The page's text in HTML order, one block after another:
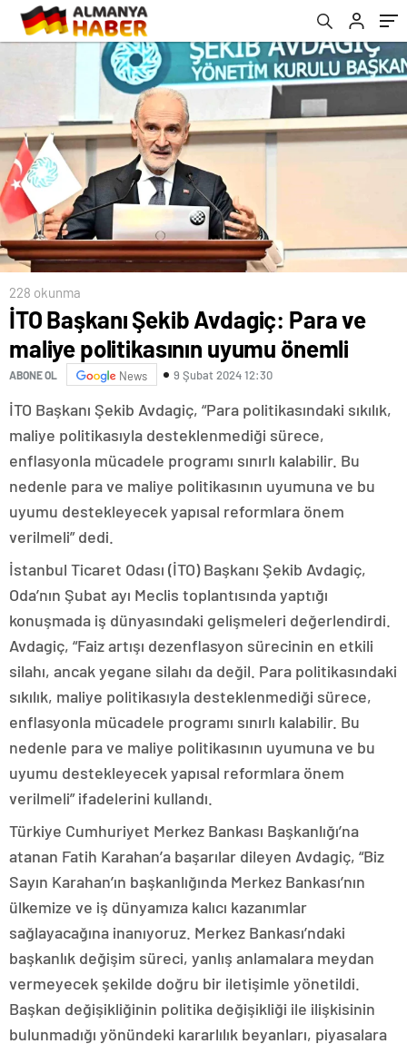
228 okunma
İTO Başkanı Şekib Avdagiç: Para ve
maliye politikasının uyumu önemli
ABONE OL News 9 Şubat 2024 12:30
İTO Başkanı Şekib Avdagiç, “Para politikasındaki sıkılık,
maliye politikasıyla desteklenmediği sürece,
enflasyonla mücadele programı sınırlı kalabilir. Bu
nedenle para ve maliye politikasının uyumuna ve bu
uyumu destekleyecek yapısal reformlara önem
verilmeli” dedi.
İstanbul Ticaret Odası (İTO) Başkanı Şekib Avdagiç,
Oda’nın Şubat ayı Meclis toplantısında yaptığı
konuşmada iş dünyasındaki gelişmeleri değerlendirdi.
Avdagiç, “Faiz artışı dezenflasyon sürecinin en etkili
silahı, ancak yegane silahı da değil. Para politikasındaki
sıkılık, maliye politikasıyla desteklenmediği sürece,
enflasyonla mücadele programı sınırlı kalabilir. Bu
nedenle para ve maliye politikasının uyumuna ve bu
uyumu destekleyecek yapısal reformlara önem
verilmeli” ifadelerini kullandı.
Türkiye Cumhuriyet Merkez Bankası Başkanlığı’na
atanan Fatih Karahan’a başarılar dileyen Avdagiç, “Biz
Sayın Karahan’ın başkanlığında Merkez Bankası’nın
ülkemize ve iş dünyamıza kalıcı kazanımlar
sağlayacağına inanıyoruz. Merkez Bankası’ndaki
başkanlık değişim süreci, yanlış anlamalara meydan
vermeyecek şekilde doğru bir iletişimle yönetildi.
Başkan değişikliğinin politika değişikliği ile ilişkisinin
bulunmadığı yönündeki kararlılık beyanları, piyasalara